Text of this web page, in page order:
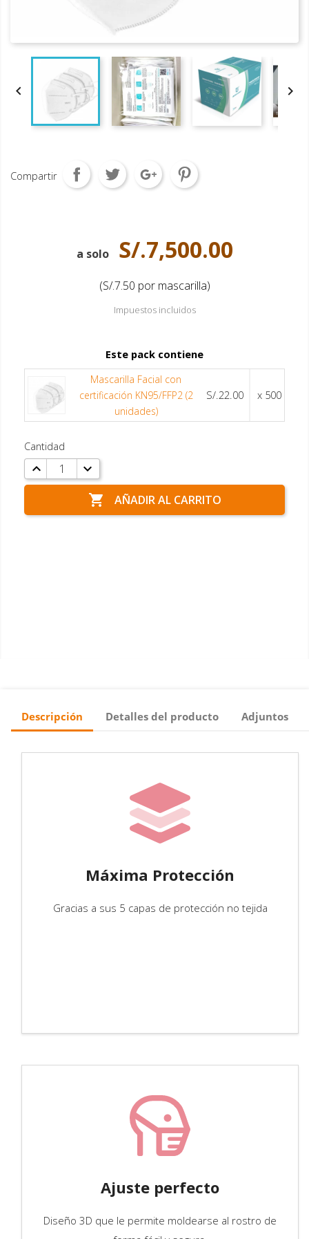
 
Compartir
a solo S/.7,500.00
(S/.7.50 por mascarilla)
Impuestos incluidos
Este pack contiene
Mascarilla Facial con
certificación KN95/FFP2 (2
unidades)
S/.22.00 x 500
Cantidad
 AÑADIR AL CARRITO
Descripción Detalles del producto Adjuntos
Máxima Protección
Gracias a sus 5 capas de protección no tejida
Ajuste perfecto
Diseño 3D que le permite moldearse al rostro de